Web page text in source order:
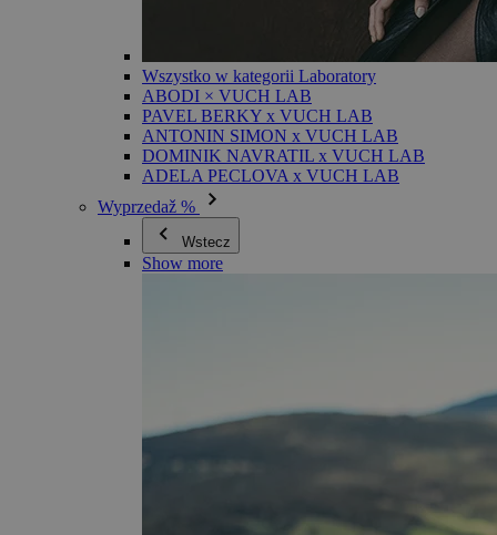
Wszystko w kategorii Laboratory
ABODI × VUCH LAB
PAVEL BERKY x VUCH LAB
ANTONIN SIMON x VUCH LAB
DOMINIK NAVRATIL x VUCH LAB
ADELA PECLOVA x VUCH LAB
Wyprzedaž %
Wstecz
Show more